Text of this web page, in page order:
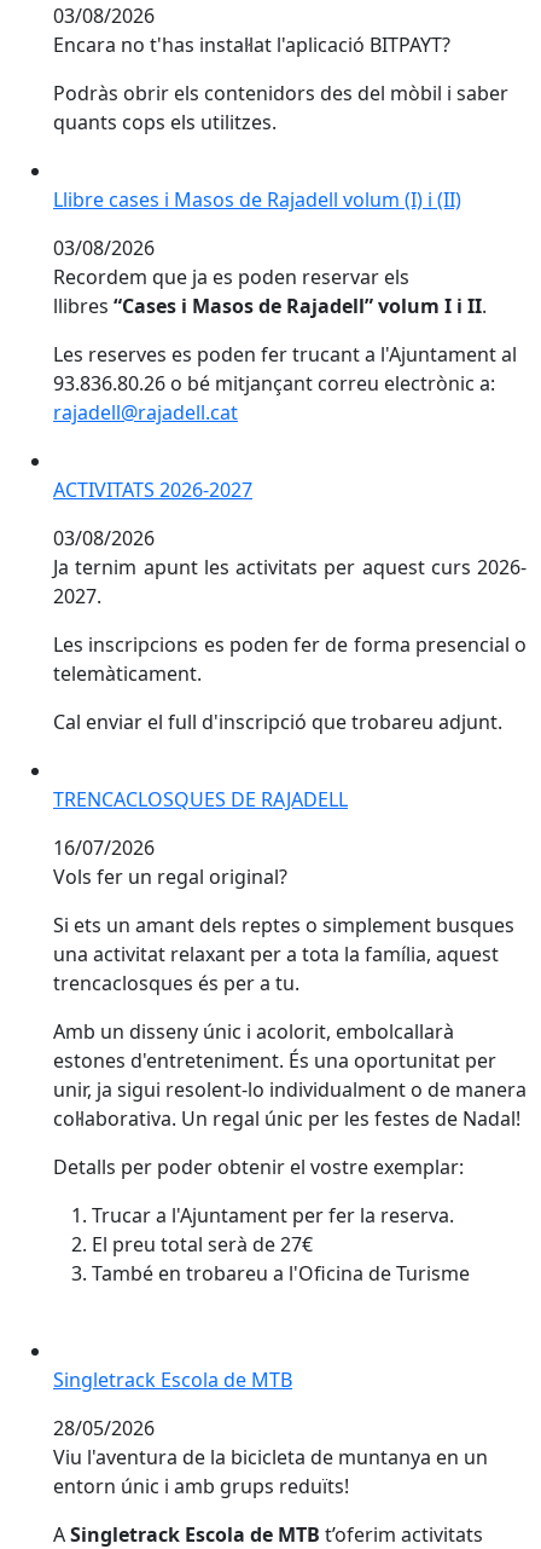
03/08/2026
Encara no t'has instal·lat l'aplicació BITPAYT?
Podràs obrir els contenidors des del mòbil i saber
quants cops els utilitzes.
Llibre cases i Masos de Rajadell volum (I) i (II)
03/08/2026
Recordem que ja es poden reservar els
llibres “Cases i Masos de Rajadell” volum I i II.
Les reserves es poden fer trucant a l'Ajuntament al
93.836.80.26 o bé mitjançant correu electrònic a:
rajadell@rajadell.cat
ACTIVITATS 2026-2027
03/08/2026
Ja ternim apunt les activitats per aquest curs 2026-
2027.
Les inscripcions es poden fer de forma presencial o
telemàticament.
Cal enviar el full d'inscripció que trobareu adjunt.
TRENCACLOSQUES DE RAJADELL
16/07/2026
Vols fer un regal original?
Si ets un amant dels reptes o simplement busques
una activitat relaxant per a tota la família, aquest
trencaclosques és per a tu.
Amb un disseny únic i acolorit, embolcallarà
estones d'entreteniment. És una oportunitat per
unir, ja sigui resolent-lo individualment o de manera
col·laborativa. Un regal únic per les festes de Nadal!
Detalls per poder obtenir el vostre exemplar:
Trucar a l'Ajuntament per fer la reserva.
El preu total serà de 27€
També en trobareu a l'Oficina de Turisme
Singletrack Escola de MTB
28/05/2026
Viu l'aventura de la bicicleta de muntanya en un
entorn únic i amb grups reduïts!
ASingletrack Escola de MTB t’oferim activitats